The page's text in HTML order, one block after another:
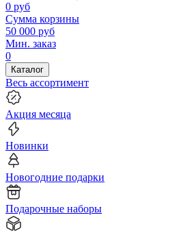
0 руб
Сумма корзины
50 000 руб
Мин. заказ
0
Каталог
Весь ассортимент
Акция месяца
Новинки
Новогодние подарки
Подарочные наборы